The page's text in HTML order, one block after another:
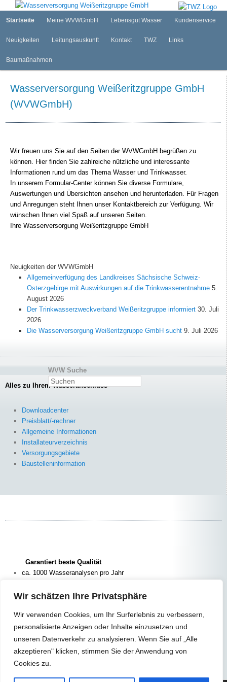
Wir schätzen Ihre Privatsphäre
Wir verwenden Cookies, um Ihr Surferlebnis zu verbessern,
personalisierte Anzeigen oder Inhalte einzusetzen und
unseren Datenverkehr zu analysieren. Wenn Sie auf „Alle
akzeptieren" klicken, stimmen Sie der Anwendung von
Cookies zu.
primären
springenWasserversorgung Weißeritzgruppe
GmbH
Internetauftritt der WVW GmbH
Hauptmenü
Startseite Meine WVWGmbH Lebensgut Wasser Kundenservice
Neuigkeiten Leitungsauskunft Kontakt TWZ Links
Baumaßnahmen
Wasserversorgung Weißeritzgruppe GmbH
(WVWGmbH)
Wir freuen uns Sie auf den Seiten der WVWGmbH begrüßen zu
können. Hier finden Sie zahlreiche nützliche und interessante
Informationen rund um das Thema Wasser und Trinkwasser.
In unserem Formular-Center können Sie diverse Formulare,
Auswertungen und Übersichten ansehen und herunterladen. Für Fragen
und Anregungen steht Ihnen unser Kontaktbereich zur Verfügung. Wir
wünschen Ihnen viel Spaß auf unseren Seiten.
Ihre Wasserversorgung Weißeritzgruppe GmbH
Neuigkeiten der WVWGmbH
Allgemeinverfügung des Landkreises Sächsische Schweiz-
Osterzgebirge mit Auswirkungen auf die Trinkwasserentnahme 5.
August 2026
Der Trinkwasserzweckverband Weißeritzgruppe informiert 30. Juli
2026
Die Wasserversorgung Weißeritzgruppe GmbH sucht 9. Juli 2026
WVW Suche
Suchen
Alles zu Ihrem Wasseranschluss
Downloadcenter
Preisblatt/-rechner
Allgemeine Informationen
Installateurverzeichnis
Versorgungsgebiete
Baustelleninformation
Garantiert beste Qualität
ca. 1000 Wasseranalysen pro Jahr
hier erhalten Sie Hinweise zur Wasserhärte
Vorstellung von Klimaschutzmaßnahmen
Förderung elektrisch betriebener Fahrzeuge in Deutschland
Finanziert durch die Europäische Union – NextGenerationEU –